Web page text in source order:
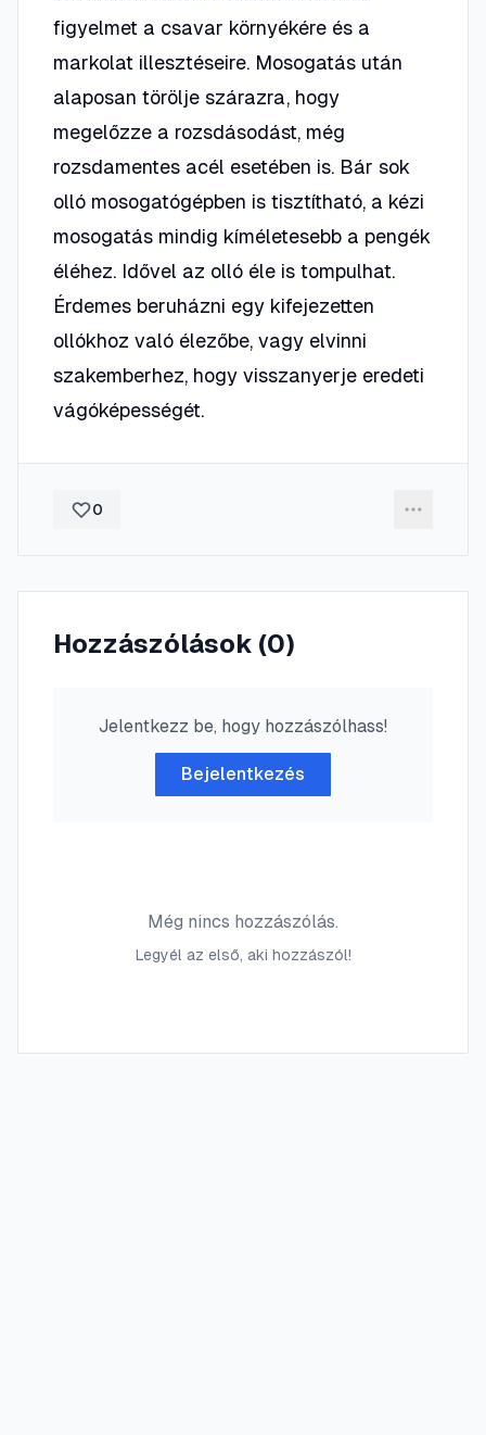
figyelmet a csavar környékére és a
markolat illesztéseire. Mosogatás után
alaposan törölje szárazra, hogy
megelőzze a rozsdásodást, még
rozsdamentes acél esetében is. Bár sok
olló mosogatógépben is tisztítható, a kézi
mosogatás mindig kíméletesebb a pengék
éléhez. Idővel az olló éle is tompulhat.
Érdemes beruházni egy kifejezetten
ollókhoz való élezőbe, vagy elvinni
szakemberhez, hogy visszanyerje eredeti
vágóképességét.
0
Hozzászólások (0)
Jelentkezz be, hogy hozzászólhass!
Bejelentkezés
Még nincs hozzászólás.
Legyél az első, aki hozzászól!